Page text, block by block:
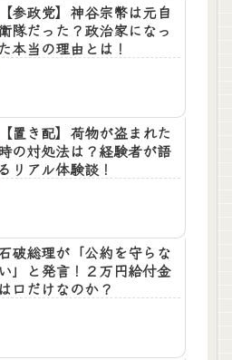
【参政党】神谷宗幣は元自
隊だった？政治家になっ
た本当の理由とは！
【置き配】荷物が盗まれた
の対処法は？経験者が語
るリアル体験談！
破総理が「公約を守らな
い」と発言！２万円給付金
は口だけなのか？